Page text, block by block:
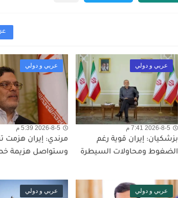
عربي و دولي
2026-8-5 7:41 م
بزشكيان: إيران قوية رغم
الضغوط ومحاولات السيطرة
عربي و دولي
2026-8-5 5:39 م
مرندي: إيران هزمت
وستواصل هزيمة
عربي و دولي عربي و دولي